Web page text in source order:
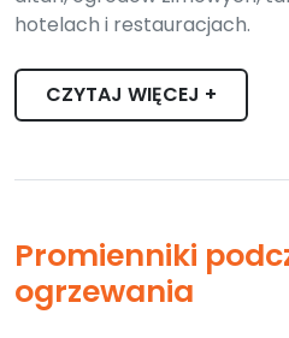
hotelach i restauracjach.
CZYTAJ WIĘCEJ +
Promienniki
ogrzewania